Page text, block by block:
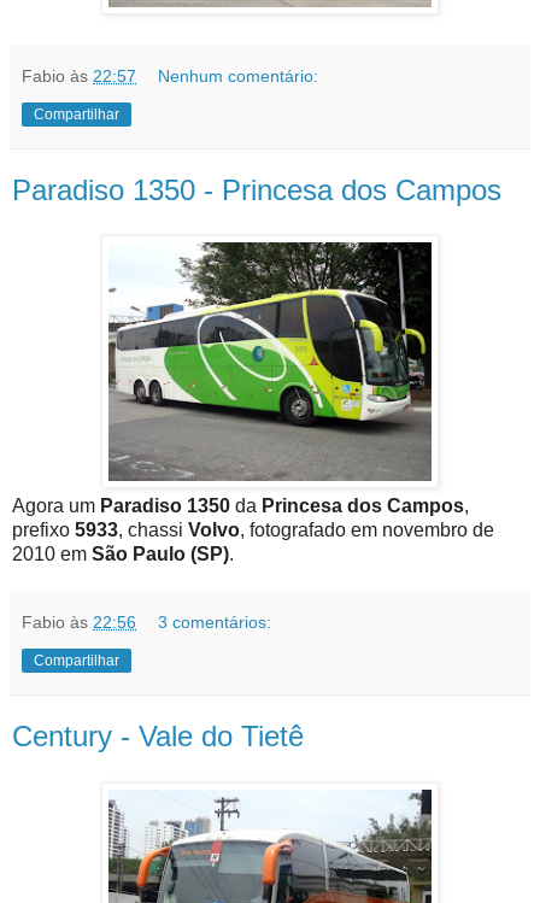
Fabio às 22:57 Nenhum comentário:
Compartilhar
Paradiso 1350 - Princesa dos Campos
Agora um Paradiso 1350 da Princesa dos Campos,
prefixo 5933, chassi Volvo, fotografado em novembro de
2010 em São Paulo (SP).
Fabio às 22:56 3 comentários:
Compartilhar
Century - Vale do Tietê